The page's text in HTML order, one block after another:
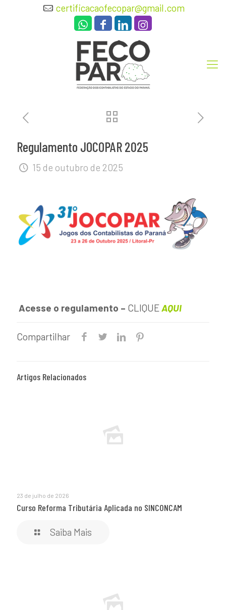
certificacaofecopar@gmail.com
Regulamento JOCOPAR 2025
15 de outubro de 2025
Acesse o regulamento – CLIQUEAQUI
Compartilhar
Artigos Relacionados
23 de julho de 2026
Curso Reforma Tributária Aplicada no SINCONCAM
Saiba Mais